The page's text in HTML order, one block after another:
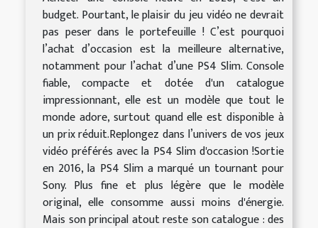
budget. Pourtant, le plaisir du jeu vidéo ne devrait
pas peser dans le portefeuille ! C’est pourquoi
l’achat d’occasion est la meilleure alternative,
notamment pour l’achat d’une PS4 Slim. Console
fiable, compacte et dotée d'un catalogue
impressionnant, elle est un modèle que tout le
monde adore, surtout quand elle est disponible à
un prix réduit.Replongez dans l’univers de vos jeux
vidéo préférés avec la PS4 Slim d'occasion !Sortie
en 2016, la PS4 Slim a marqué un tournant pour
Sony. Plus fine et plus légère que le modèle
original, elle consomme aussi moins d'énergie.
Mais son principal atout reste son catalogue : des